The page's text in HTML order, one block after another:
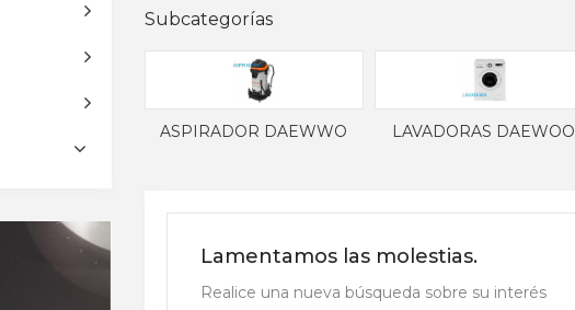
Subcategorías
ASPIRADOR DAEWWO LAVADORAS DAEWOO
Lamentamos las molestias.
Realice una nueva búsqueda sobre su interés